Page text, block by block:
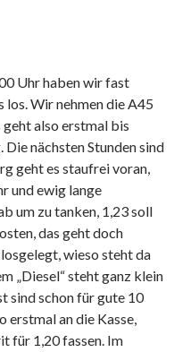
Uhr haben wir fast
los. Wir nehmen die A45
geht also erstmal bis
nächsten Stunden sind
geht es staufrei voran,
und ewig lange
um zu tanken, 1,23 soll
das geht doch
wieso steht da
„Diesel“ steht ganz klein
sind schon für gute 10
erstmal an die Kasse,
für 1,20 fassen. Im